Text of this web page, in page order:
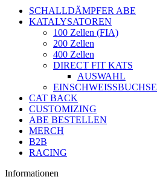
SCHALLDÄMPFER ABE
KATALYSATOREN
100 Zellen (FIA)
200 Zellen
400 Zellen
DIRECT FIT KATS
AUSWAHL
EINSCHWEISSBUCHSE
CAT BACK
CUSTOMIZING
ABE BESTELLEN
MERCH
B2B
RACING
Informationen